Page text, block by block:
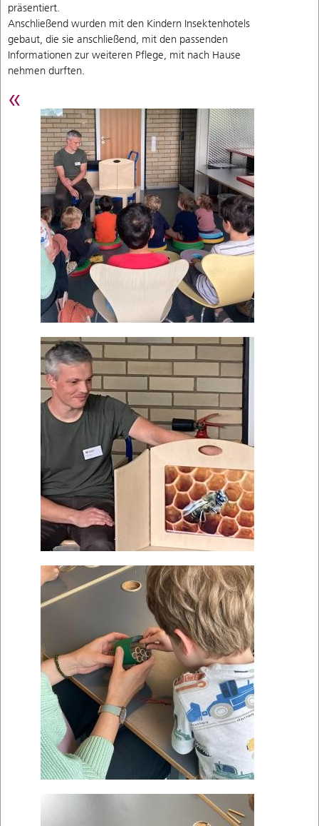
präsentiert.
Anschließend wurden mit den Kindern Insektenhotels
gebaut, die sie anschließend, mit den passenden
Informationen zur weiteren Pflege, mit nach Hause
nehmen durften.